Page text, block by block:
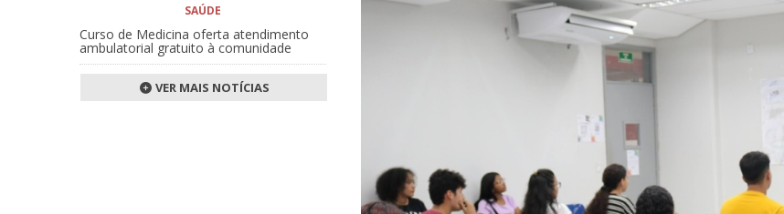
SAÚDE
Curso de Medicina oferta atendimento
ambulatorial gratuito à comunidade
VER MAIS NOTÍCIAS